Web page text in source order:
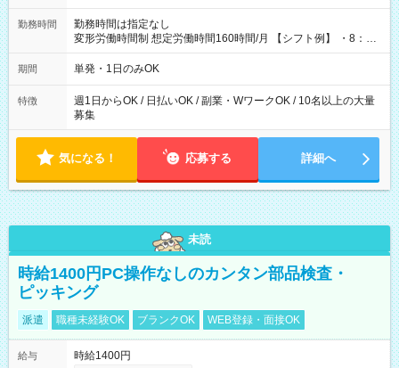
勤務時間
勤務時間は指定なし
変形労働時間制 想定労働時間160時間/月 【シフト例】 ・8：00
～21：00
期間 単発・1日のみOK
特徴
週1日からOK / 日払いOK / 副業・WワークOK / 10名以上の大量
募集
気になる！ 応募する 詳細へ
未読
時給1400円PC操作なしのカンタン部品検査・
ピッキング
派遣 職種未経験OK ブランクOK WEB登録・面接OK
給与
時給1400円